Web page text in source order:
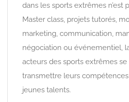
dans les sports extrêmes n’est
Master class, projets tutorés,
marketing, communication,
négociation ou événementiel,
acteurs des sports extrêmes
transmettre leurs
jeunes talents.